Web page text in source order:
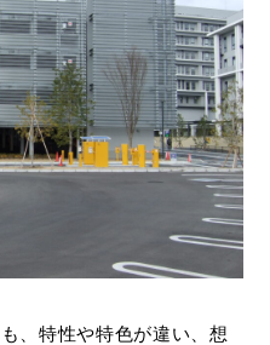
、特性や特色が違い、想